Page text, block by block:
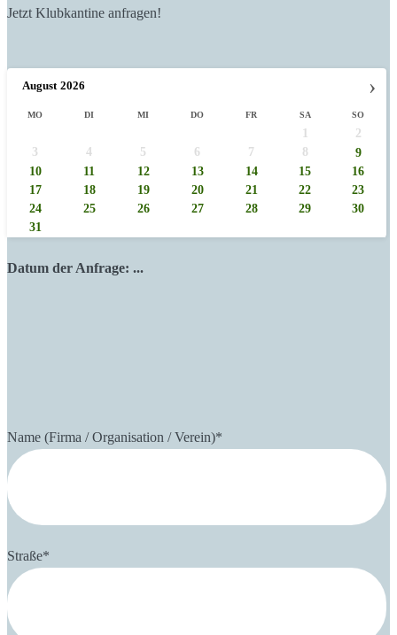
Jetzt Klubkantine anfragen!
›
August 2026
MO DI MI DO FR SA SO
2
3
4 5 6 7 8
9
10
11 12 13 14 15
16
17
18 19 20 21 22
23
24
25 26 27 28 29
30
31
Datum der Anfrage: ...
Name (Firma / Organisation / Verein)*
Straße*